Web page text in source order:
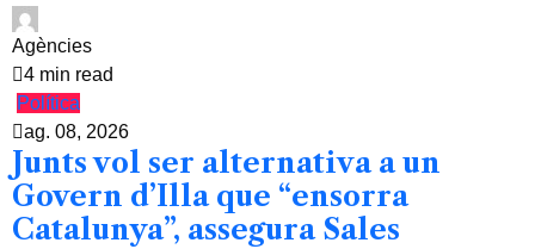
Agències
4 min read
Política
ag. 08, 2026
Junts vol ser alternativa a un
Govern d’Illa que “ensorra
Catalunya”, assegura Sales